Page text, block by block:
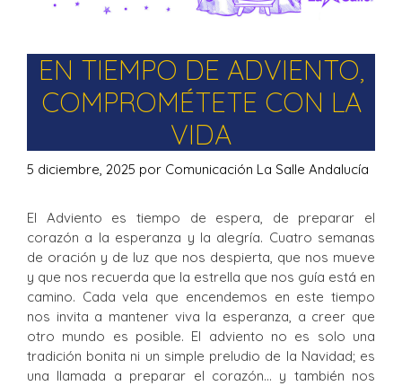
EN TIEMPO DE ADVIENTO,
COMPROMÉTETE CON LA
VIDA
5 diciembre, 2025 por Comunicación La Salle Andalucía
El Adviento es tiempo de espera, de preparar el
corazón a la esperanza y la alegría. Cuatro semanas
de oración y de luz que nos despierta, que nos mueve
y que nos recuerda que la estrella que nos guía está en
camino. Cada vela que encendemos en este tiempo
nos invita a mantener viva la esperanza, a creer que
otro mundo es posible. El adviento no es solo una
tradición bonita ni un simple preludio de la Navidad; es
una llamada a preparar el corazón… y también nos